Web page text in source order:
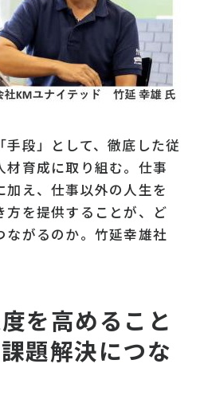
段」として、徹底した従
材育成に取り組む。仕事
加え、仕事以外の人生を
方を提供することが、ど
ながるのか。竹延幸雄社
を高めること
題解決につな